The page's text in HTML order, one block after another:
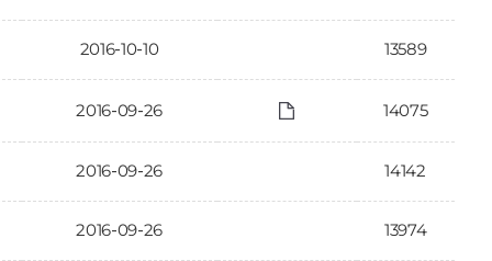
2016-10-10 13589
2016-09-26 14075
2016-09-26 14142
2016-09-26 13974